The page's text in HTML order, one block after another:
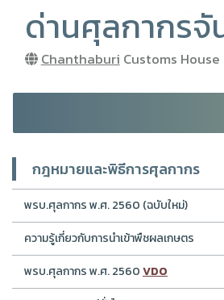
ด่านศุลกากรจั
ChanthaburiCustoms House
กฎหมายและพิธีการศุลกากร
พรบ.ศุลกากร พ.ศ. 2560 (ฉบับใหม่)
ความรู้เกี่ยวกับการนำเข้าพืชผลเกษตร
พรบ.ศุลกากร พ.ศ. 2560VDO